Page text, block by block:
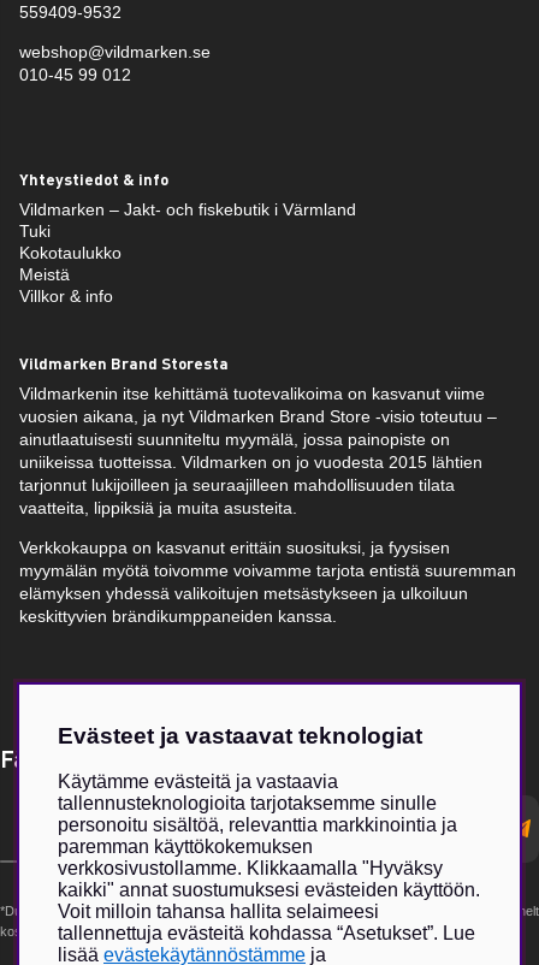
559409-9532
webshop@vildmarken.se
010-45 99 012
Yhteystiedot & info
Vildmarken – Jakt- och fiskebutik i Värmland
Tuki
Kokotaulukko
Meistä
Villkor & info
Vildmarken Brand Storesta
Vildmarkenin itse kehittämä tuotevalikoima on kasvanut viime
vuosien aikana, ja nyt Vildmarken Brand Store -visio toteutuu –
ainutlaatuisesti suunniteltu myymälä, jossa painopiste on
uniikeissa tuotteissa. Vildmarken on jo vuodesta 2015 lähtien
tarjonnut lukijoilleen ja seuraajilleen mahdollisuuden tilata
vaatteita, lippiksiä ja muita asusteita.
Verkkokauppa on kasvanut erittäin suosituksi, ja fyysisen
myymälän myötä toivomme voivamme tarjota entistä suuremman
elämyksen yhdessä valikoitujen metsästykseen ja ulkoiluun
keskittyvien brändikumppaneiden kanssa.
Få Magasin Vildmarken direkt till din e-post!*
postadress
*Du kan även få erbjudanden och nyheter från samarbetspartners. Din prenumeration är helt
kostnadsfri och kan avslutas när som helst.
Evästeet ja vastaavat teknologiat
Käytämme evästeitä ja vastaavia
tallennusteknologioita tarjotaksemme sinulle
personoitu sisältöä, relevanttia markkinointia ja
paremman käyttökokemuksen
verkkosivustollamme. Klikkaamalla "Hyväksy
kaikki" annat suostumuksesi evästeiden käyttöön.
Voit milloin tahansa hallita selaimeesi
tallennettuja evästeitä kohdassa “Asetukset”. Lue
lisää evästekäytännöstämme ja